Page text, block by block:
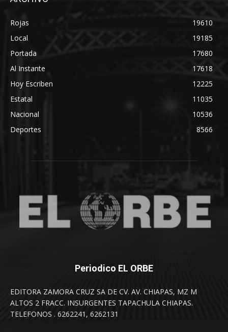
Rojas
19610
Local
19185
Portada
17680
Al Instante
17618
Hoy Escriben
12225
Estatal
11035
Nacional
10536
Deportes
8566
Periodico EL ORBE
EDITORA ZAMORA CRUZ SA DE CV. AV. CHIAPAS, MZ M
ALTOS 2 FRACC. INSURGENTES TAPACHULA CHIAPAS.
TELEFONOS . 6262241, 6262131